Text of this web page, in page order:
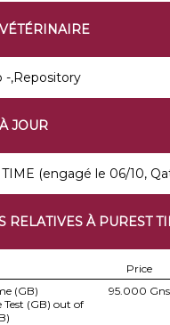
-,Repository
JOUR
TIME (engagé le 06/10,
RELATIVES À PUREST
Price
(GB)
Test (GB) out of
95.000 Gns